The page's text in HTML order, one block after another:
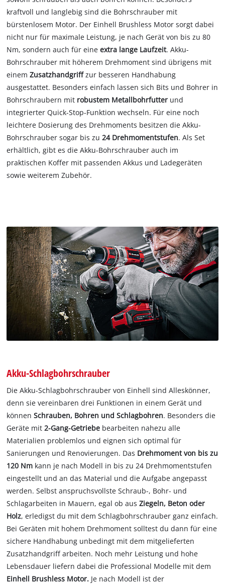
kraftvoll und langlebig sind die Bohrschrauber mit
bürstenlosem Motor. Der Einhell Brushless Motor sorgt dabei
nicht nur für maximale Leistung, je nach Gerät von bis zu 80
Nm, sondern auch für eineextra lange Laufzeit. Akku-
Bohrschrauber mit höherem Drehmoment sind übrigens mit
einemZusatzhandgriffzur besseren Handhabung
ausgestattet. Besonders einfach lassen sich Bits und Bohrer in
Bohrschraubern mit robustem Metallbohrfutter und
integrierter Quick-Stop-Funktion wechseln. Für eine noch
leichtere Dosierung des Drehmoments besitzen die Akku-
Bohrschrauber sogar bis zu24 Drehmomentstufen. Als Set
erhältlich, gibt es die Akku-Bohrschrauber auch im
praktischen Koffer mit passenden Akkus und Ladegeräten
sowie weiterem Zubehör.
Akku-Schlagbohrschrauber
Die Akku-Schlagbohrschrauber von Einhell sind Alleskönner,
denn sie vereinbaren drei Funktionen in einem Gerät und
könnenSchrauben, Bohren und Schlagbohren. Besonders die
Geräte mit2-Gang-Getriebe bearbeiten nahezu alle
Materialien problemlos und eignen sich optimal für
Sanierungen und Renovierungen. Das Drehmoment von bis zu
120 Nm kann je nach Modell in bis zu 24 Drehmomentstufen
eingestellt und an das Material und die Aufgabe angepasst
werden. Selbst anspruchsvollste Schraub-, Bohr- und
Schlagarbeiten in Mauern, egal ob ausZiegeln, Beton oder
Holz, erledigst du mit dem Schlagbohrschrauber ganz einfach.
Bei Geräten mit hohem Drehmoment solltest du dann für eine
sichere Handhabung unbedingt mit dem mitgelieferten
Zusatzhandgriff arbeiten. Noch mehr Leistung und hohe
Lebensdauer liefern dabei die Professional Modelle mit dem
Einhell Brushless Motor. Je nach Modell ist der